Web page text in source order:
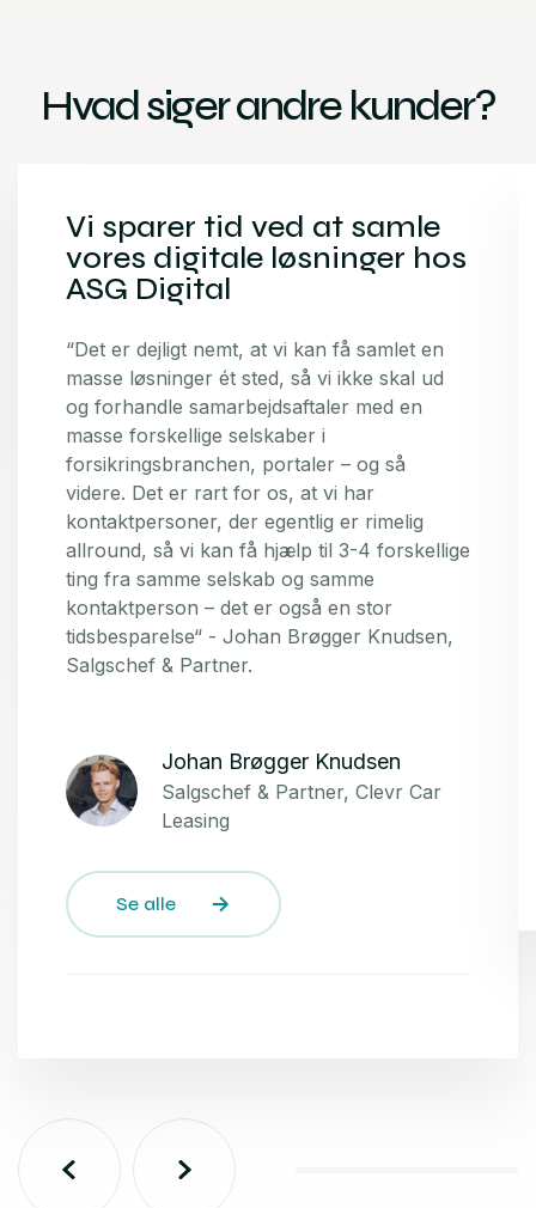
Hvad siger andre kunder?
Vi sparer tid ved at samle
vores digitale løsninger hos
ASG Digital
“Det er dejligt nemt, at vi kan få samlet en
masse løsninger ét sted, så vi ikke skal ud
og forhandle samarbejdsaftaler med en
masse forskellige selskaber i
forsikringsbranchen, portaler – og så
videre. Det er rart for os, at vi har
kontaktpersoner, der egentlig er rimelig
allround, så vi kan få hjælp til 3-4 forskellige
ting fra samme selskab og samme
kontaktperson – det er også en stor
tidsbesparelse“ - Johan Brøgger Knudsen,
Salgschef & Partner.
Johan Brøgger Knudsen
Salgschef & Partner, Clevr Car
Leasing
Se alle